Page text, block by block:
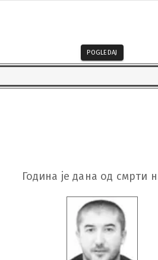
POGLEDAJ
Година је дана од смрти